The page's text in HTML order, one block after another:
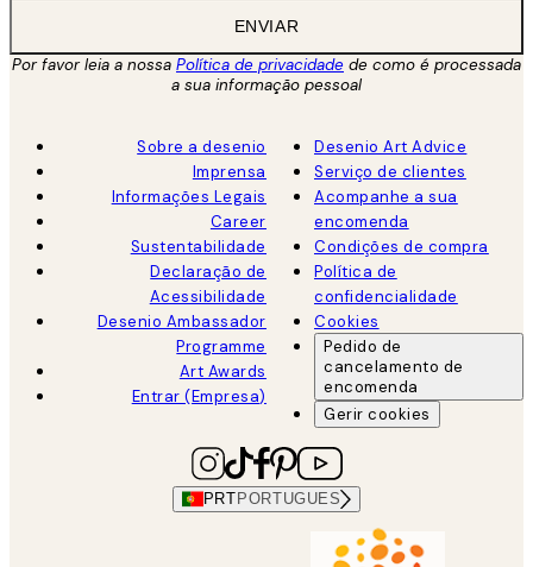
ENVIAR
Por favor leia a nossa Política de privacidade de como é processada
a sua informação pessoal
Sobre a desenio
Imprensa
Informações Legais
Career
Sustentabilidade
Declaração de
Acessibilidade
Desenio Ambassador
Programme
Art Awards
Entrar (Empresa)
Desenio Art Advice
Serviço de clientes
Acompanhe a sua
encomenda
Condições de compra
Política de
confidencialidade
Cookies
Pedido de
cancelamento de
encomenda
Gerir cookies
PRT PORTUGUES